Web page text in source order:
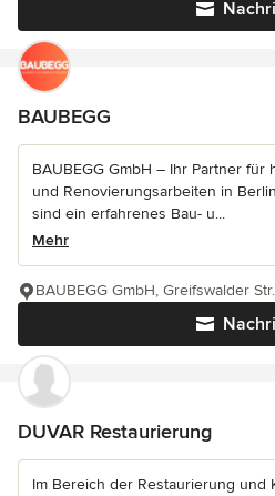
BAUBEGG
BAUBEGG GmbH – Ihr Partner für
und Renovierungsarbeiten in
sind ein erfahrenes Bau- u...
Mehr
BAUBEGG GmbH, Greifswalder
DUVAR Restaurierung
Im Bereich der Restaurierung und